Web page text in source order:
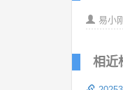
易小刚
相近